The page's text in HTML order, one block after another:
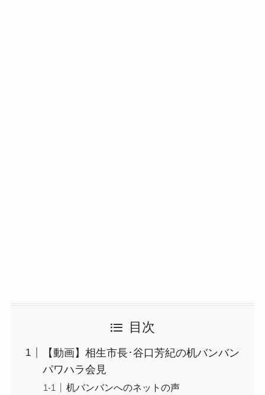
目次
【動画】相生市長･谷口芳紀の机バンバン
パワハラ会見
机バンバンへのネットの声